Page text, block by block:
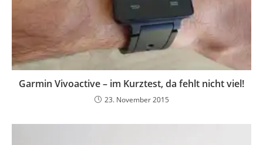
Garmin Vivoactive – im Kurztest, da fehlt nicht viel!
23. November 2015